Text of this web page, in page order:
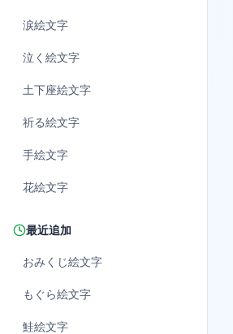
涙絵文字
泣く 絵文字
土下座絵文字
祈る絵文字
手絵文字
花絵文字
最近追加
おみくじ絵文字
もぐら絵文字
鮭絵文字